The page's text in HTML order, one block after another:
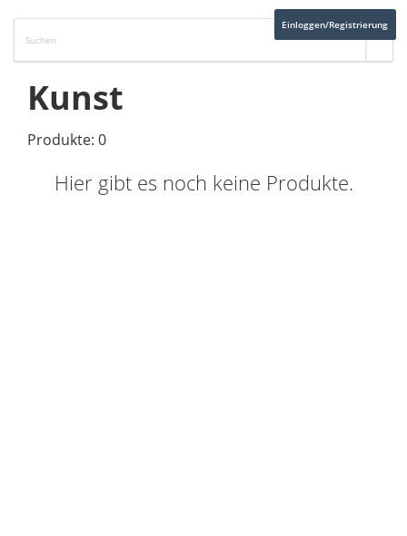
Einloggen/Registrierung
Kunst
Produkte: 0
Hier gibt es noch keine Produkte.